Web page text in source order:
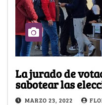
La jurado de
sabotear las
MARZO 23, 2022